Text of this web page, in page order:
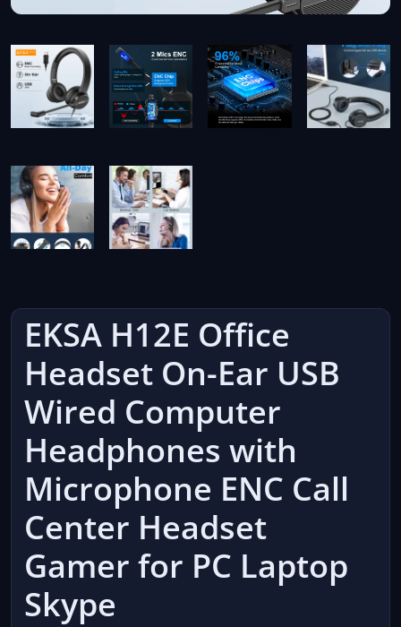
EKSA H12E Office
Headset On-Ear USB
Wired Computer
Headphones with
Microphone ENC Call
Center Headset
Gamer for PC Laptop
Skype